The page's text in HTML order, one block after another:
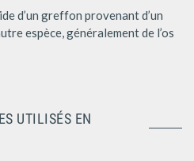
d’un greffon provenant d’un
espèce, généralement de l’os
UTILISÉS EN